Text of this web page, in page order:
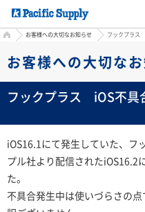
HOMEお客様への大切なお知らせ フックプラス
お客様への大切な
フックプラス iOS不具
iOS16.1にて発生していた、フ
プル社より配信されたiOS16.2
た。
不具合発生中は使いづらさの